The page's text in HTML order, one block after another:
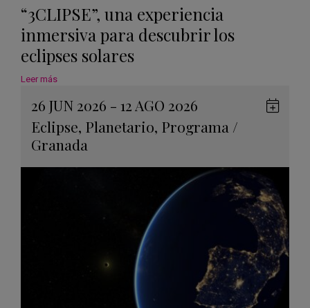
“3CLIPSE”, una experiencia
inmersiva para descubrir los
eclipses solares
Leer más
26 JUN 2026 - 12 AGO 2026
Eclipse, Planetario, Programa /
Granada